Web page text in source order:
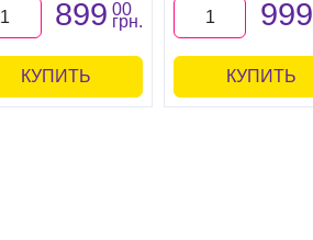
899 00
грн.
КУПИТЬ
999
КУПИТЬ